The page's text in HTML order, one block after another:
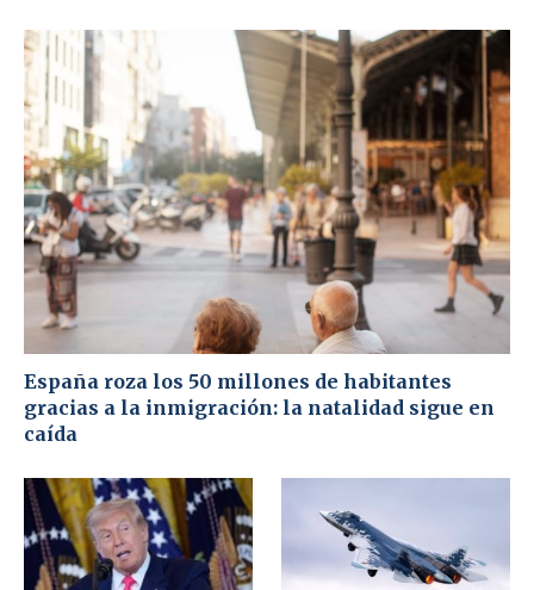
España roza los 50 millones de habitantes
gracias a la inmigración: la natalidad sigue en
caída